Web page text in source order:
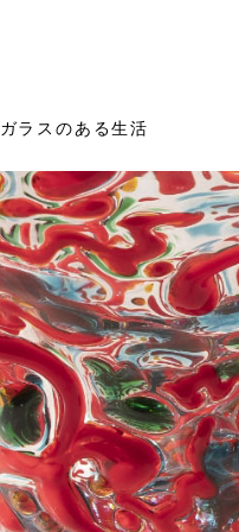
ガラスのある生活